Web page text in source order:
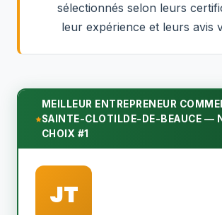
sélectionnés selon leurs
leur expérience et leurs avis
MEILLEUR ENTREPRENEUR
SAINTE-CLOTILDE-DE-BEAUCE —
CHOIX #1
JT